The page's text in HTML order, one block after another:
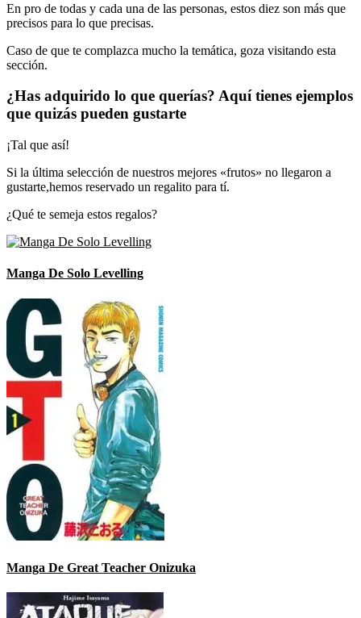
En pro de todas y cada una de las personas, estos diez son más que
precisos para lo que precisas.
Caso de que te complazca mucho la temática, goza visitando esta
sección.
¿Has adquirido lo que querías? Aquí tienes ejemplos
que quizás pueden gustarte
¡Tal que así!
Si la última selección de nuestros mejores «frutos» no llegaron a
gustarte,hemos reservado un regalito para tí.
¿Qué te semeja estos regalos?
Manga De Solo Levelling
Manga De Great Teacher Onizuka